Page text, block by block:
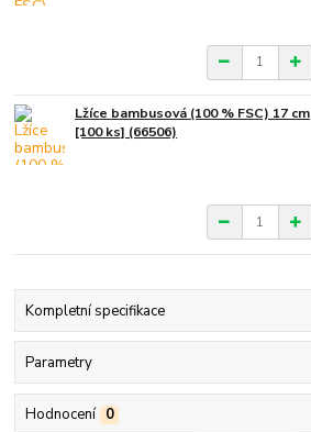
Lžíce bambusová (100 % FSC) 17 cm
[100 ks] (66506)
Kompletní specifikace
Parametry
Hodnocení 0